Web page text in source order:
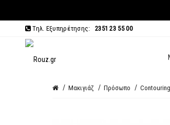
Τηλ. Εξυπηρέτησης: 2351 23 55 00
Μακιγιάζ Πρόσωπο Contouring